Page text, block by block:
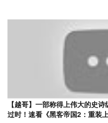
【越哥】一部称得上伟大的史
过时！速看《黑客帝国2：重装上